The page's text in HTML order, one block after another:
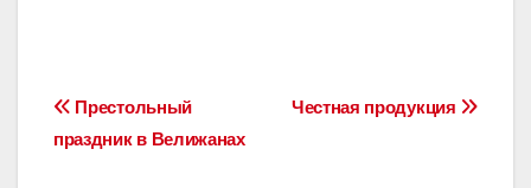
Навигация
по
Честная продукция
Престольный
праздник в Велижанах